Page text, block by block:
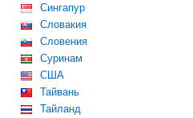
Сингапур
Словакия
Словения
Суринам
США
Тайвань
Тайланд